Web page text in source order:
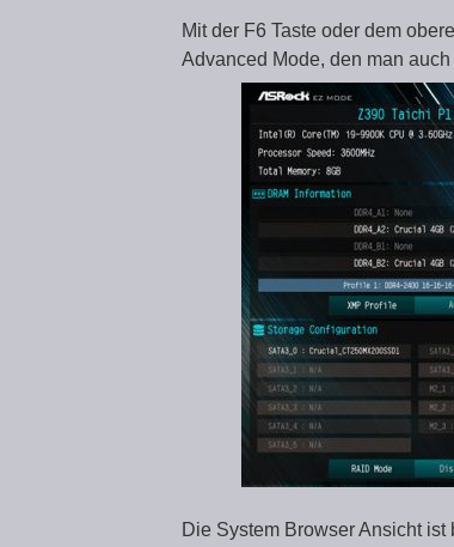
Mit der F6 Taste oder dem
Advanced Mode, den man
Die System Browser Ansicht